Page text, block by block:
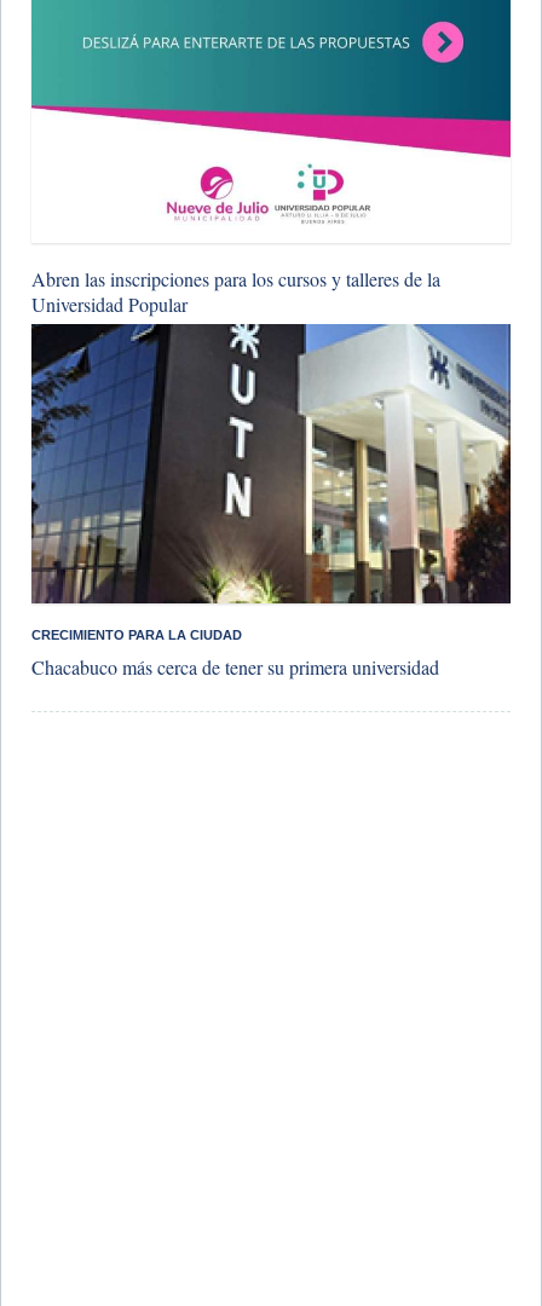
Abren las inscripciones para los cursos y talleres de la
Universidad Popular
CRECIMIENTO PARA LA CIUDAD
Chacabuco más cerca de tener su primera universidad